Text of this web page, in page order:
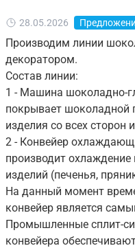
28.05.2026
Производим линии
декоратором.
Состав линии:
1 - Машина шоколадно-
покрывает шоколадной
изделия со всех сторон
2 - Конвейер
производит
изделий (печенья,
На данный момент
конвейер является
Промышленные сплит-
конвейера